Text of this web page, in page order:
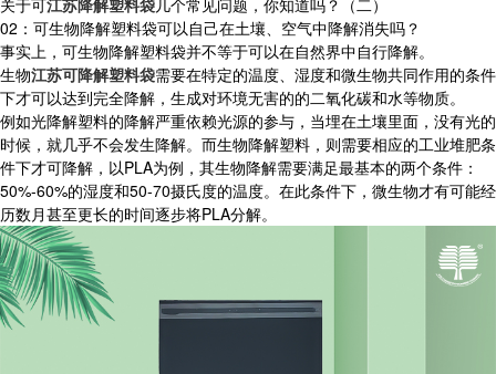
关于可江苏降解塑料袋几个常见问题，你知道吗？（二）
02：可生物降解塑料袋可以自己在土壤、空气中降解消失吗？
事实上，可生物降解塑料袋并不等于可以在自然界中自行降解。
生物江苏可降解塑料袋需要在特定的温度、湿度和微生物共同作用的条件
下才可以达到完全降解，生成对环境无害的的二氧化碳和水等物质。
例如光降解塑料的降解严重依赖光源的参与，当埋在土壤里面，没有光的
时候，就几乎不会发生降解。而生物降解塑料，则需要相应的工业堆肥条
件下才可降解，以PLA为例，其生物降解需要满足最基本的两个条件：
50%-60%的湿度和50-70摄氏度的温度。在此条件下，微生物才有可能经
历数月甚至更长的时间逐步将PLA分解。